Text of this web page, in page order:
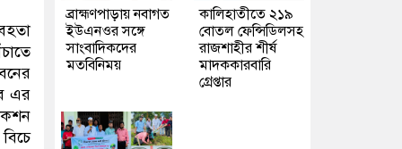
এর
ব্রাহ্মণপাড়ায় নবাগত
ইউএনওর সঙ্গে
সাংবাদিকদের
মতবিনিময়
কালিহাতীতে ২১৯
বোতল ফেন্সিডিলসহ
রাজশাহীর শীর্ষ
মাদককারবারি
গ্রেপ্তার